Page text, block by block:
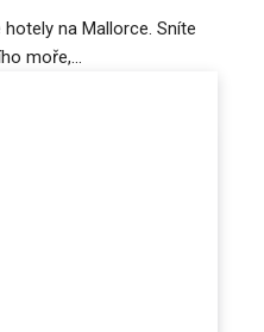
na Mallorce. Sníte
moře,...